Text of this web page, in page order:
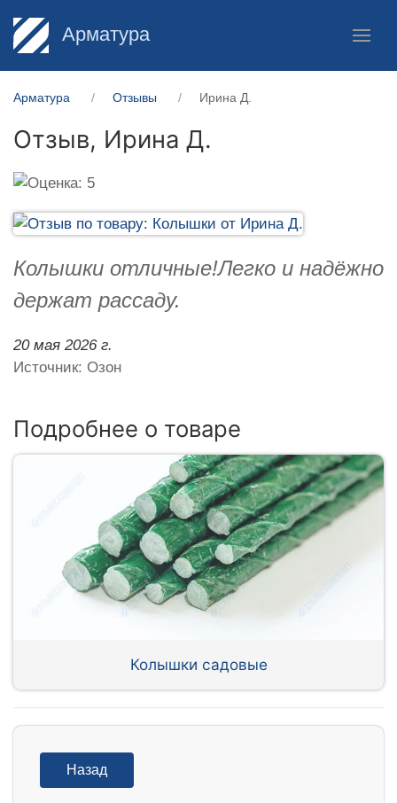
Арматура
Арматура Отзывы Ирина Д.
Отзыв, Ирина Д.
Колышки отличные!Легко и надёжно
держат рассаду.
20 мая 2026 г.
Источник: Озон
Подробнее о товаре
Колышки садовые
Назад